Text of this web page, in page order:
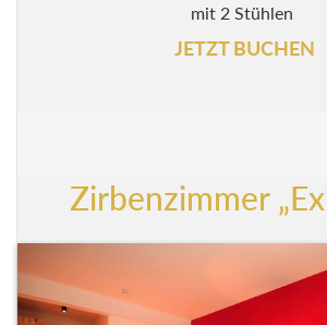
mit 2 Stühlen
JETZT BUCHEN
Zirbenzimmer